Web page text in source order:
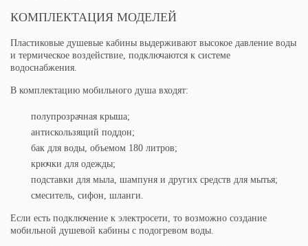
КОМПЛЕКТАЦИЯ МОДЕЛЕЙ
Пластиковые душевые кабины выдерживают высокое давление воды
и термическое воздействие, подключаются к системе
водоснабжения.
В комплектацию мобильного душа входят:
полупрозрачная крыша;
антискользящий поддон;
бак для воды, объемом 180 литров;
крючки для одежды;
подставки для мыла, шампуня и других средств для мытья;
смеситель, сифон, шланги.
Если есть подключение к электросети, то возможно создание
мобильной душевой кабины с подогревом воды.